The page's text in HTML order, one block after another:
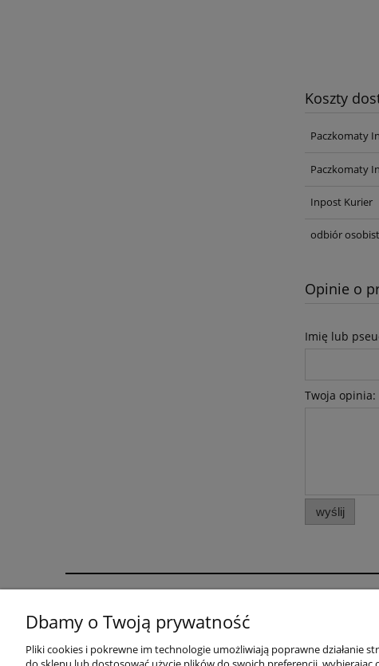
Koszty
Paczkomaty
Paczkomaty
Inpost Kurier
odbiór
Opinie o
Imię lub
Twoja opinia:
wyślij
Regulamin
Twoje zamówienia
Dbamy o Twoją prywatność
Pliki cookies i pokrewne im technologie umożliwiają poprawne działanie